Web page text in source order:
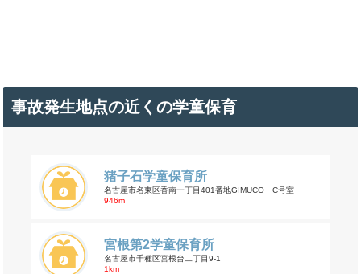
事故発生地点の近くの学童保育
猪子石学童保育所
名古屋市名東区香南一丁目401番地GIMUCO C号室
946m
宮根第2学童保育所
名古屋市千種区宮根台二丁目9-1
1km